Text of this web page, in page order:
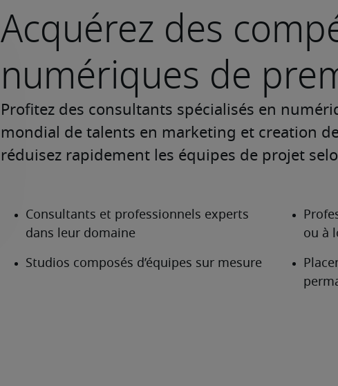
Acquérez des
numériques de
Profitez des consultants spécialisés en
mondial de talents en marketing et creation
réduisez rapidement les équipes de projet